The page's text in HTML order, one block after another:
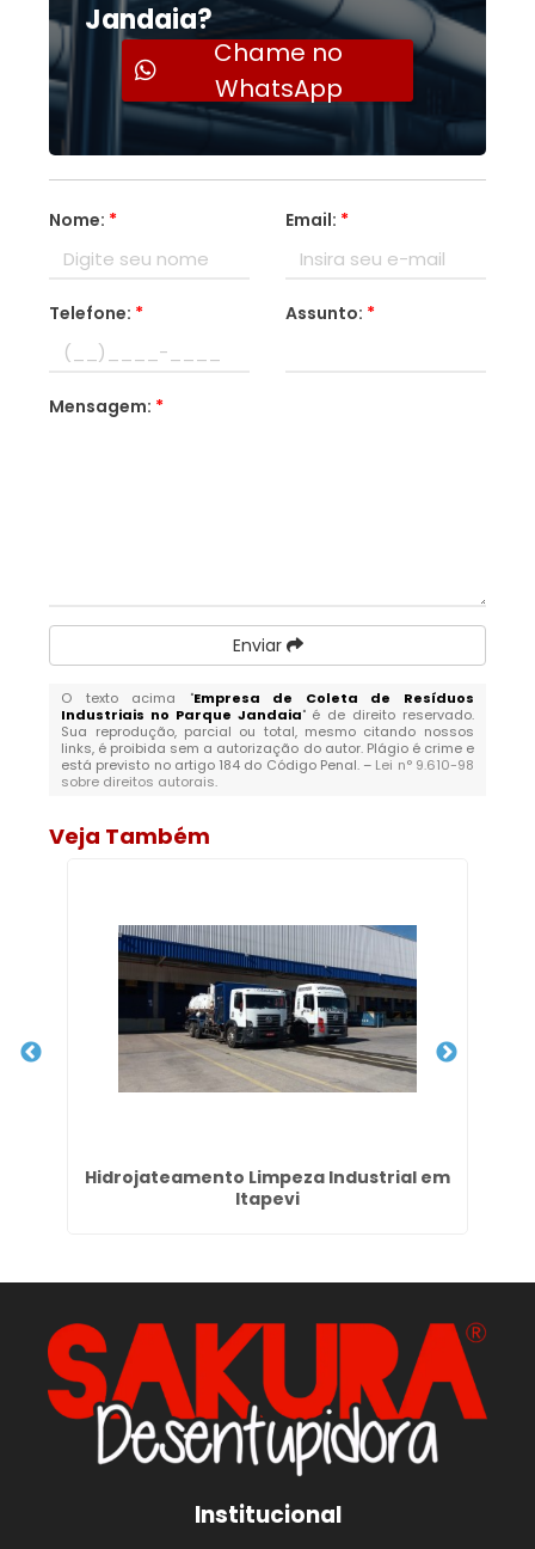
Jandaia?
Chame no
WhatsApp
Nome: * Email: *
Telefone: * Assunto: *
Mensagem: *
Enviar
O texto acima "Empresa de Coleta de Resíduos
Industriais no Parque Jandaia" é de direito reservado.
Sua reprodução, parcial ou total, mesmo citando nossos
links, é proibida sem a autorização do autor. Plágio é crime e
está previsto no artigo 184 do Código Penal. – Lei n° 9.610-98
sobre direitos autorais.
Veja Também
Hidrojateamento Limpeza Industrial em
Itapevi
Institucional